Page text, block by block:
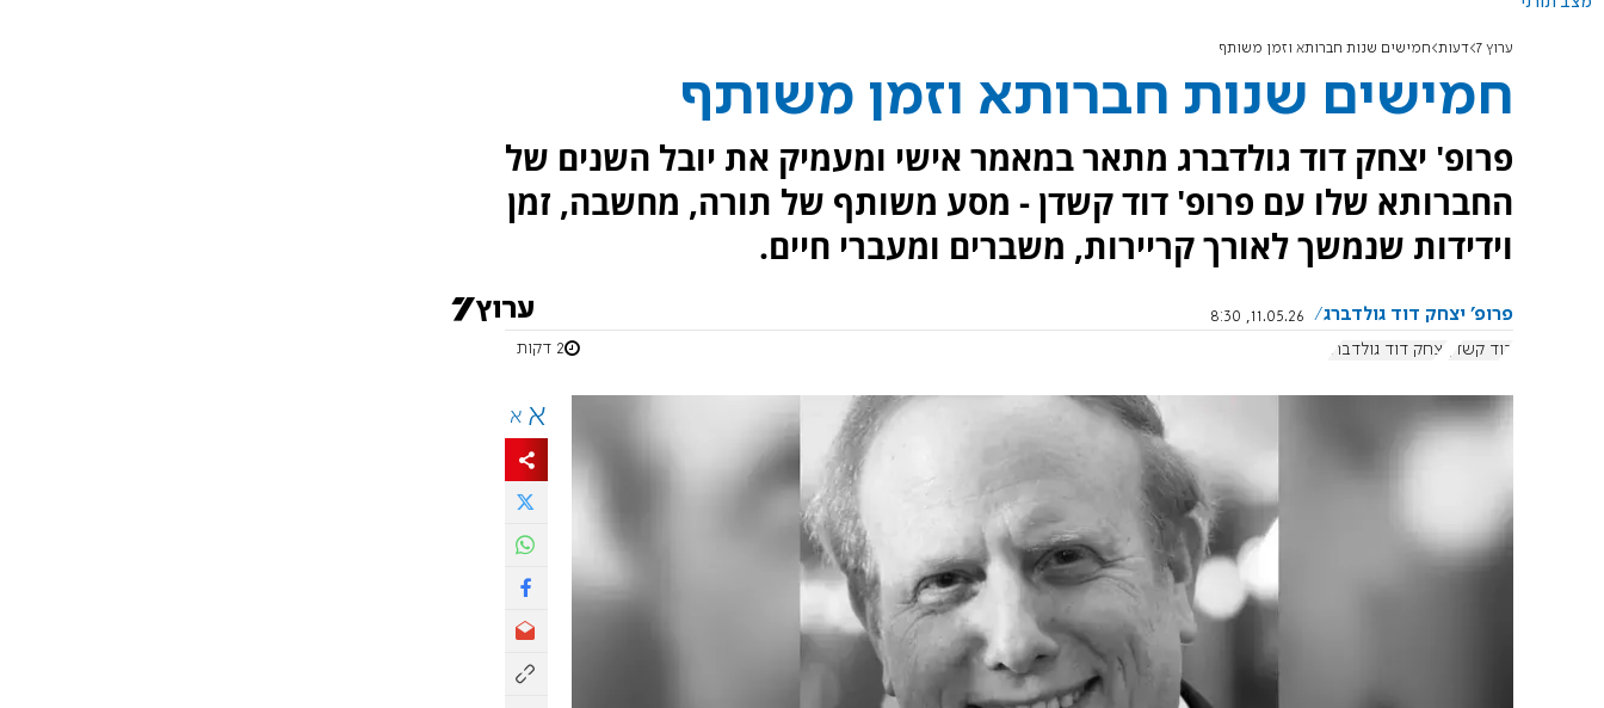
ערוץ 7 דעות חמישים שנות חברותא וזמן משותף
חמישים שנות חברותא וזמן משותף
פרופ' יצחק דוד גולדברג מתאר במאמר אישי ומעמיק את יובל השנים של
החברותא שלו עם פרופ' דוד קשדן - מסע משותף של תורה, מחשבה, זמן
וידידות שנמשך לאורך קריירות, משברים ומעברי חיים.
פרופ' יצחק דוד גולדברג
11.05.26, 8:30
דוד קשדן
יצחק דוד גולדברג 2 דקות
א א